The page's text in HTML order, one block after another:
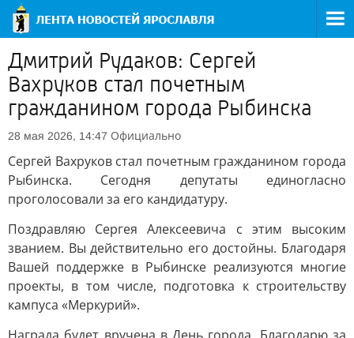
Дмитрий Рудаков: Сергей
Вахруков стал почетным
гражданином города Рыбинска
28 мая 2026, 14:47 Официально
Сергей Вахруков стал почетным гражданином города
Рыбинска. Сегодня депутаты единогласно
проголосовали за его кандидатуру.
Поздравляю Сергея Алексеевича с этим высоким
званием. Вы действительно его достойны. Благодаря
Вашей поддержке в Рыбинске реализуются многие
проекты, в том числе, подготовка к строительству
кампуса «Меркурий».